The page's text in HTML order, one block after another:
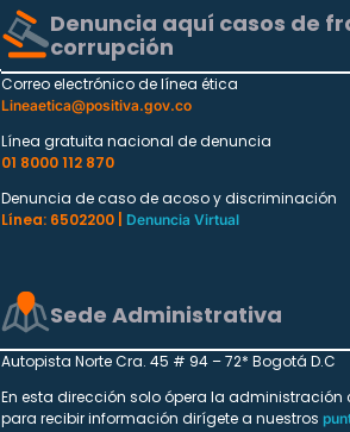
Denuncia aquí casos de
corrupción
Correo electrónico de línea ética
Lineaetica@positiva.gov.co
Línea gratuita nacional de denuncia
01 8000 112 870
Denuncia de caso de acoso y discriminación
Línea: 6502200 |
Denuncia Virtual
Sede Administrativa
Autopista Norte Cra. 45 # 94 – 72* Bogotá D.C
En esta dirección solo ópera la administración
para recibir información dirígete a nuestros